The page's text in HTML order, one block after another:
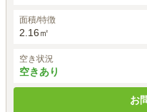
面積/特徴
2.16㎡
空き状況
空きあり
お